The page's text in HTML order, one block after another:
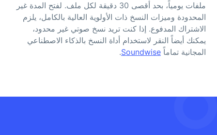
ملفات يومياً، بحد أقصى 30 دقيقة لكل ملف. لفتح المدة غير
المحدودة وميزات النسخ ذات الأولوية العالية بالكامل، يلزم
الاشتراك المدفوع. إذا كنت تريد نسخ صوتي غير محدود،
يمكنك أيضاً النقر لاستخدام أداة النسخ بالذكاء الاصطناعي
المجانية تماماً Soundwise
.